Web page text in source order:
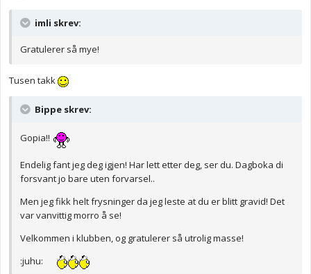
imli skrev:
Gratulerer så mye!
Tusen takk
Bippe skrev:
Gopia!!
Endelig fant jeg deg igjen! Har lett etter deg, ser du. Dagboka di
forsvant jo bare uten forvarsel..
Men jeg fikk helt frysninger da jeg leste at du er blitt gravid! Det
var vanvittig morro å se!
Velkommen i klubben, og gratulerer så utrolig masse!
:juhu: